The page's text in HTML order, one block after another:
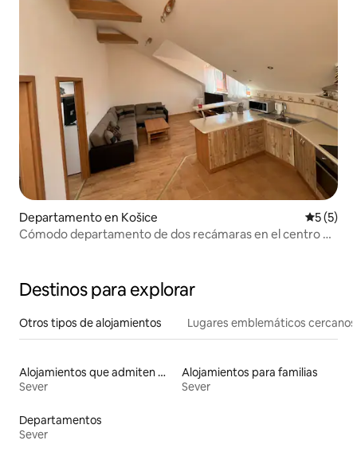
Departamento en Košice
5 (5)
Cómodo departamento de dos recámaras en el centro de
Destinos para explorar
Otros tipos de alojamientos Lugares emblemáticos cercanos
Alojamientos que admiten mascotas
Sever
Alojamientos para familias
Sever
Departamentos
Sever